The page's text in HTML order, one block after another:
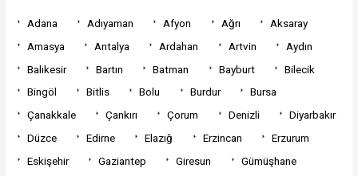
Adana Adıyaman Afyon Ağrı
Aksaray
Amasya
Antalya Ardahan Artvin
Aydın
Balıkesir
Bartın Batman Bayburt
Bilecik
Bingöl
Bitlis Bolu Burdur
Bursa
Çanakkale
Çankırı Çorum Denizli
Diyarbakır
Düzce
Edirne Elazığ Erzincan
Erzurum
Eskişehir
Gaziantep Giresun
Gümüşhane